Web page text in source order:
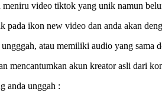
video tiktok yang unik namun
ikon new video dan anda akan
atau memiliki audio yang sama
mencantumkan akun kreator asli dari
anda unggah :